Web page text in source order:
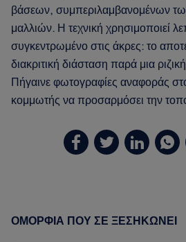
βάσεων, συμπεριλαμβανομένων
μαλλιών. Η τεχνική χρησιμοποιεί
συγκεντρωμένο στις άκρες: το
διακριτική διάσταση παρά μια
Πήγαινε φωτογραφίες αναφοράς
κομμωτής να προσαρμόσει την
Primary
ΟΜΟΡΦΙΆ ΠΟΥ ΣΕ ΞΕΣΗΚΏΝΕΙ